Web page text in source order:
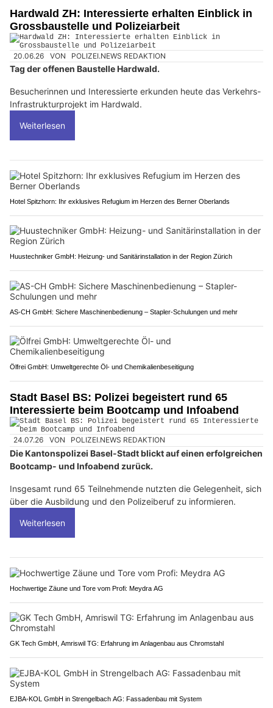
Hardwald ZH: Interessierte erhalten Einblick in
Grossbaustelle und Polizeiarbeit
20.06.26 VON POLIZEI.NEWS REDAKTION
Tag der offenen Baustelle Hardwald.
Besucherinnen und Interessierte erkunden heute das Verkehrs-
Infrastrukturprojekt im Hardwald.
Weiterlesen
Hotel Spitzhorn: Ihr exklusives Refugium im Herzen des Berner Oberlands
Huustechniker GmbH: Heizung- und Sanitärinstallation in der Region Zürich
AS-CH GmbH: Sichere Maschinenbedienung – Stapler-Schulungen und mehr
Ölfrei GmbH: Umweltgerechte Öl- und Chemikalienbeseitigung
Stadt Basel BS: Polizei begeistert rund 65
Interessierte beim Bootcamp und Infoabend
24.07.26 VON POLIZEI.NEWS REDAKTION
Die Kantonspolizei Basel-Stadt blickt auf einen erfolgreichen
Bootcamp- und Infoabend zurück.
Insgesamt rund 65 Teilnehmende nutzten die Gelegenheit, sich
über die Ausbildung und den Polizeiberuf zu informieren.
Weiterlesen
Hochwertige Zäune und Tore vom Profi: Meydra AG
GK Tech GmbH, Amriswil TG: Erfahrung im Anlagenbau aus Chromstahl
EJBA-KOL GmbH in Strengelbach AG: Fassadenbau mit System